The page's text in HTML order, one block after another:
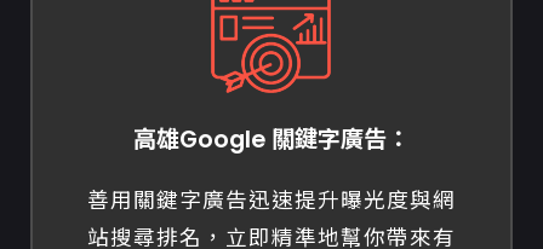
高雄Google 關鍵字廣告：
善用關鍵字廣告迅速提升曝光度與網
站搜尋排名，立即精準地幫你帶來有